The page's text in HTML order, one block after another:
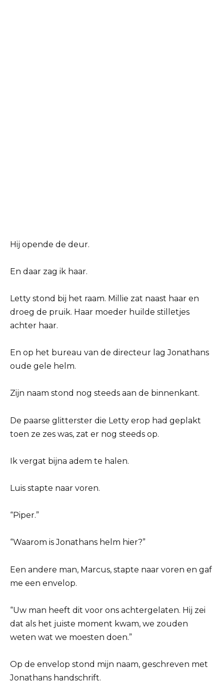
Hij opende de deur.
En daar zag ik haar.
Letty stond bij het raam. Millie zat naast haar en
droeg de pruik. Haar moeder huilde stilletjes
achter haar.
En op het bureau van de directeur lag Jonathans
oude gele helm.
Zijn naam stond nog steeds aan de binnenkant.
De paarse glitterster die Letty erop had geplakt
toen ze zes was, zat er nog steeds op.
Ik vergat bijna adem te halen.
Luis stapte naar voren.
“Piper.”
“Waarom is Jonathans helm hier?”
Een andere man, Marcus, stapte naar voren en gaf
me een envelop.
“Uw man heeft dit voor ons achtergelaten. Hij zei
dat als het juiste moment kwam, we zouden
weten wat we moesten doen.”
Op de envelop stond mijn naam, geschreven met
Jonathans handschrift.